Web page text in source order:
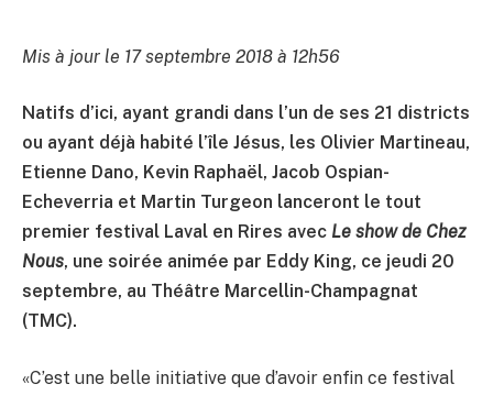
Mis à jour le 17 septembre 2018 à 12h56
Natifs d’ici, ayant grandi dans l’un de ses 21 districts
ou ayant déjà habité l’île Jésus, les Olivier Martineau,
Etienne Dano, Kevin Raphaël, Jacob Ospian-
Echeverria et Martin Turgeon lanceront le tout
premier festival Laval en Rires avec Le show de Chez
Nous, une soirée animée par Eddy King, ce jeudi 20
septembre, au Théâtre Marcellin-Champagnat
(TMC).
«C’est une belle initiative que d’avoir enfin ce festival